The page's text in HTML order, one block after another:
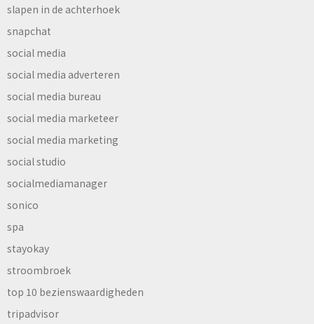
slapen in de achterhoek
snapchat
social media
social media adverteren
social media bureau
social media marketeer
social media marketing
social studio
socialmediamanager
sonico
spa
stayokay
stroombroek
top 10 bezienswaardigheden
tripadvisor